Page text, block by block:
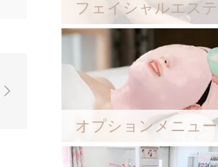
フェイシャルエステ
オプションメニュー